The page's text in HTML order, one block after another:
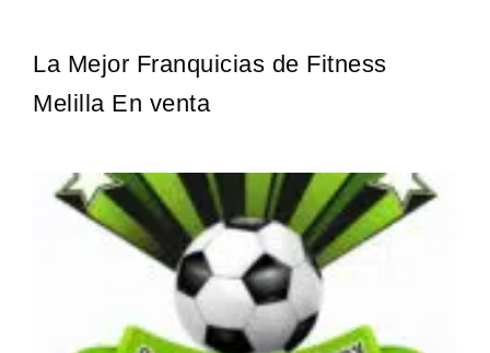
La Mejor Franquicias de Fitness
Melilla En venta